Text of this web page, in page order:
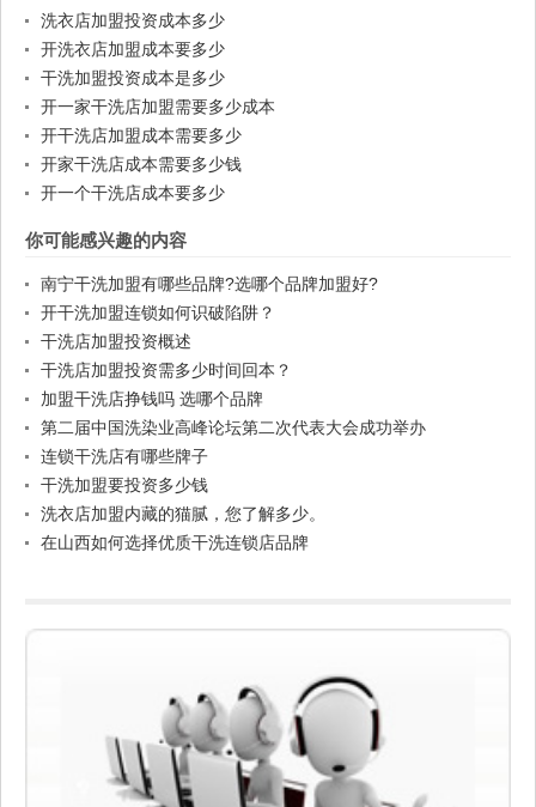
洗衣店加盟投资成本多少
开洗衣店加盟成本要多少
干洗加盟投资成本是多少
开一家干洗店加盟需要多少成本
开干洗店加盟成本需要多少
开家干洗店成本需要多少钱
开一个干洗店成本要多少
你可能感兴趣的内容
南宁干洗加盟有哪些品牌?选哪个品牌加盟好?
开干洗加盟连锁如何识破陷阱？
干洗店加盟投资概述
干洗店加盟投资需多少时间回本？
加盟干洗店挣钱吗 选哪个品牌
第二届中国洗染业高峰论坛第二次代表大会成功举办
连锁干洗店有哪些牌子
干洗加盟要投资多少钱
洗衣店加盟内藏的猫腻，您了解多少。
在山西如何选择优质干洗连锁店品牌